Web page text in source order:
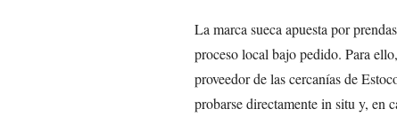
La marca sueca apuesta por
proceso local bajo pedido. Para
proveedor de las cercanías de
probarse directamente in situ y, en